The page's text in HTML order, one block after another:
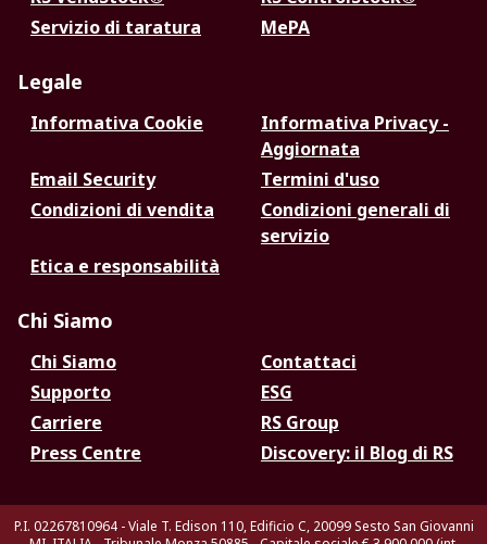
Servizio di taratura
MePA
Legale
Informativa Cookie
Informativa Privacy -
Aggiornata
Email Security
Termini d'uso
Condizioni di vendita
Condizioni generali di
servizio
Etica e responsabilità
Chi Siamo
Chi Siamo
Contattaci
Supporto
ESG
Carriere
RS Group
Press Centre
Discovery: il Blog di RS
P.I. 02267810964 - Viale T. Edison 110, Edificio C, 20099 Sesto San Giovanni